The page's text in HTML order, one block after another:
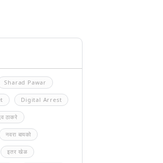
Sharad Pawar
Digital Arrest
ठाकरे
नवरा बायको
इतर खेळ